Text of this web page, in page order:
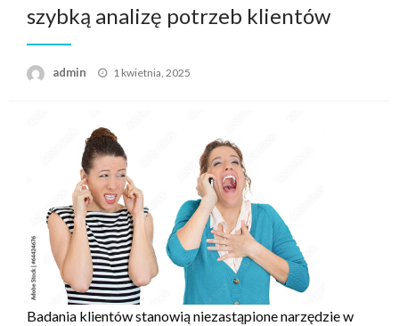
szybką analizę potrzeb klientów
admin
Opublikowane
1 kwietnia, 2025
Badania klientów stanowią niezastąpione narzędzie w